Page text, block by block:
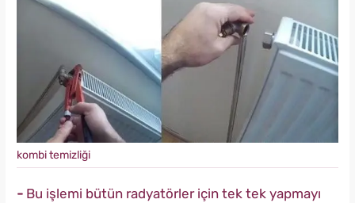
kombi temizliği
- Bu işlemi bütün radyatörler için tek tek yapmayı